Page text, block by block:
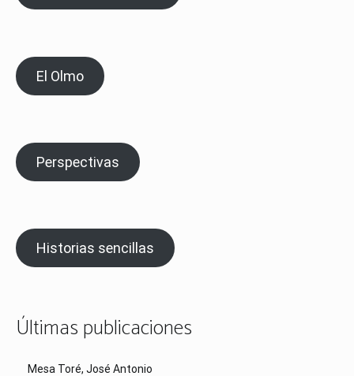
El Olmo
Perspectivas
Historias sencillas
Últimas publicaciones
Mesa Toré, José Antonio